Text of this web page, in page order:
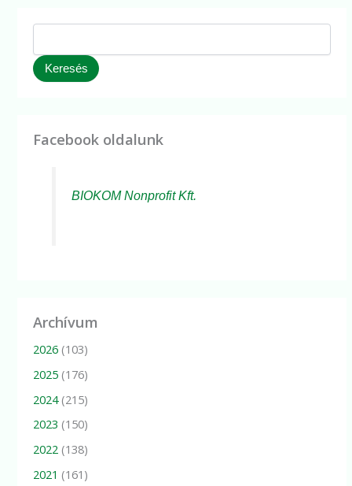
Keresés
Facebook oldalunk
BIOKOM Nonprofit Kft.
Archívum
2026 (103)
2025 (176)
2024(215)
2023 (150)
2022 (138)
2021 (161)